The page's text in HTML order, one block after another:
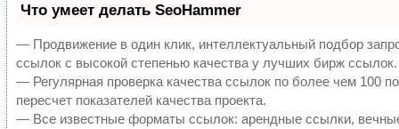
Что умеет делать SeoHammer
— Продвижение в один клик, интеллектуальный подбор
ссылок с высокой степенью качества у лучших бирж ссылок.
— Регулярная проверка качества ссылок по более чем 100
пересчет показателей качества проекта.
— Все известные форматы ссылок: арендные ссылки,